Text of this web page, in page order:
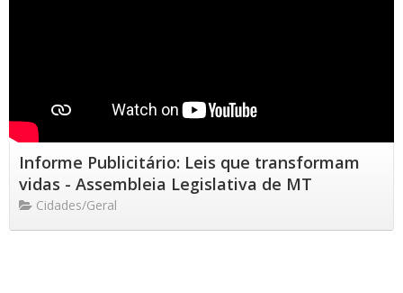
Informe Publicitário: Leis que transformam
vidas - Assembleia Legislativa de MT
Cidades/Geral